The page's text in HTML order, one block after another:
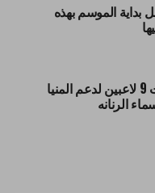
بداية الموسم بهذه
تقشف في الصفقات 9 لاعبين لدعم المنيا
الرنانه